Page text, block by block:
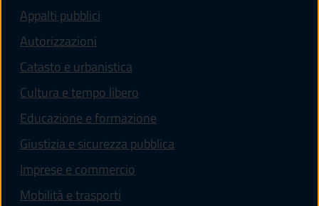
Appalti pubblici
Autorizzazioni
Catasto e urbanistica
Cultura e tempo libero
Educazione e formazione
Giustizia e sicurezza pubblica
Imprese e commercio
Mobilità e trasporti